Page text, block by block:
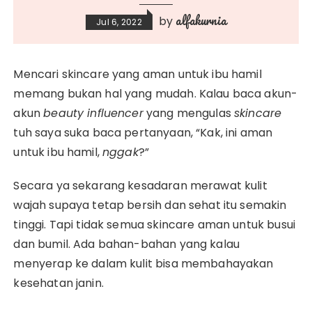
Jul 6, 2022 by alfakurnia
Mencari skincare yang aman untuk ibu hamil
memang bukan hal yang mudah. Kalau baca akun-
akunbeauty influenceryang mengulasskincare
tuh saya suka baca pertanyaan, “Kak, ini aman
untuk ibu hamil,nggak?”
Secara ya sekarang kesadaran merawat kulit
wajah supaya tetap bersih dan sehat itu semakin
tinggi. Tapi tidak semua skincare aman untuk busui
dan bumil. Ada bahan-bahan yang kalau
menyerap ke dalam kulit bisa membahayakan
kesehatan janin.